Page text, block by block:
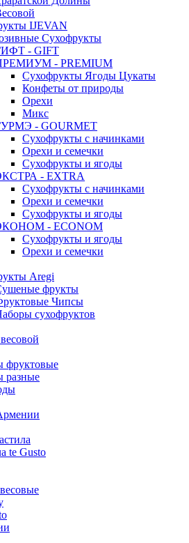
IJEVAN
Сухофрукты
- GIFT
- PREMIUM
Сухофрукты Ягоды Цукаты
Конфеты от природы
Орехи
Микс
- GOURMET
Сухофрукты с начинками
Орехи и семечки
Сухофрукты и ягоды
- EXTRA
Сухофрукты с начинками
Орехи и семечки
Сухофрукты и ягоды
- ECONOM
Сухофрукты и ягоды
Орехи и семечки
Aregi
фрукты
Чипсы
сухофруктов
фруктовые
разные
te Gusto